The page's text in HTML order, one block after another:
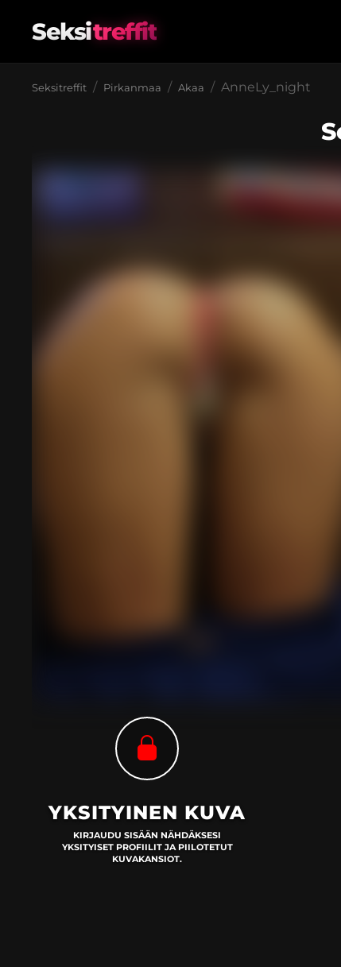
Seksitreffit
Seksitreffit Pirkanmaa Akaa AnneLy_night
YKSITYINEN KUVA
KIRJAUDU SISÄÄN NÄHDÄKSESI
YKSITYISET PROFIILIT JA PIILOTETUT
KUVAKANSIOT.